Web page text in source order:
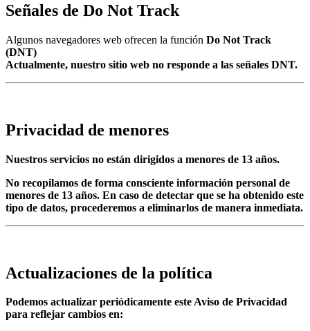
Señales de Do Not Track
Algunos navegadores web ofrecen la función Do Not Track
(DNT)
Actualmente, nuestro sitio web no responde a las señales DNT.
Privacidad de menores
Nuestros servicios no están dirigidos a menores de 13 años.
No recopilamos de forma consciente información personal de
menores de 13 años. En caso de detectar que se ha obtenido este
tipo de datos, procederemos a eliminarlos de manera inmediata.
Actualizaciones de la política
Podemos actualizar periódicamente este Aviso de Privacidad
para reflejar cambios en: